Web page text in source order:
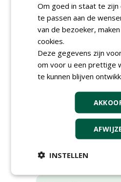
over moderne
sportvelden. Een
award-winnaars naar
columns van de
en de hoofdredacteur en
meer. Veel leesplezier!
Fieldmanager
Rubrieken
Om goed in staat te zijn
te passen aan de
van de bezoeker,
cookies.
Deze gegevens zijn
om voor u een prettige
te kunnen blijven
INSTELLEN